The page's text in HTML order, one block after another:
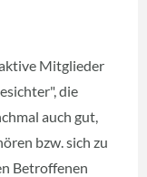
Mitglieder
die
auch gut,
bzw. sich zu
Betroffenen